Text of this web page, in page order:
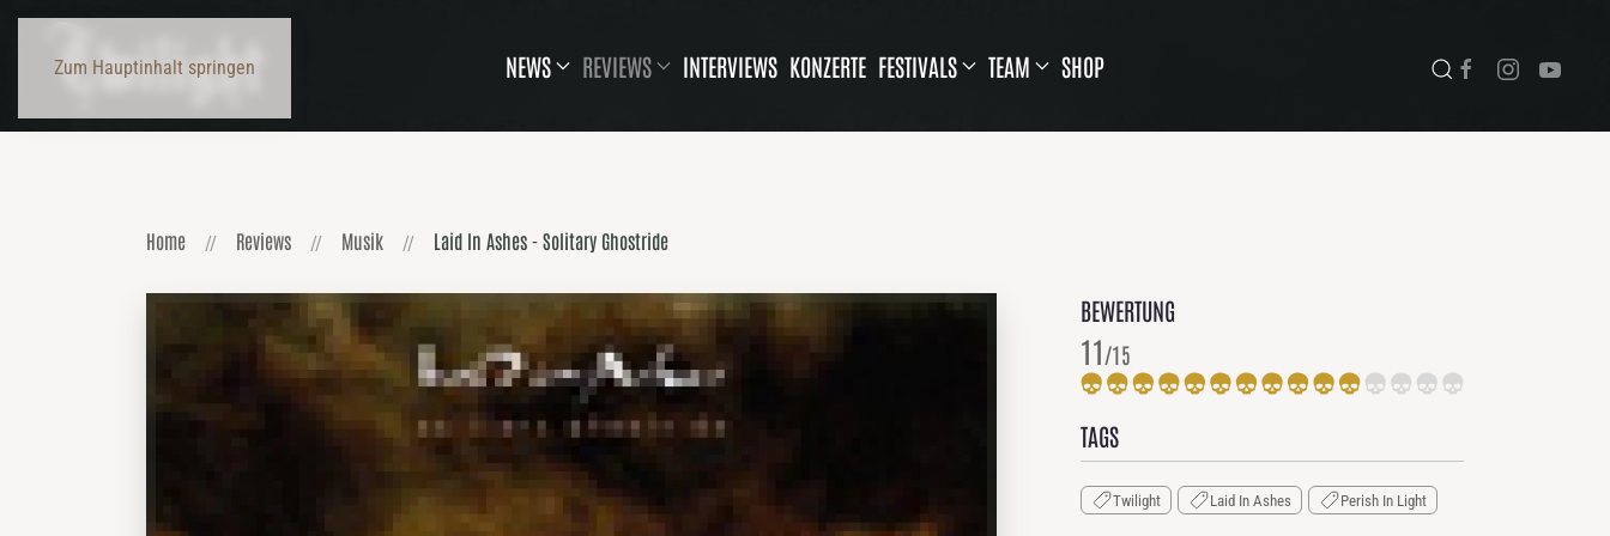
Zum Hauptinhalt springen NEWS REVIEWS INTERVIEWS KONZERTE FESTIVALS TEAM SHOP
Home Reviews Musik Laid In Ashes - Solitary Ghostride
BEWERTUNG
11/15
TAGS
Twilight Laid In Ashes Perish In Light